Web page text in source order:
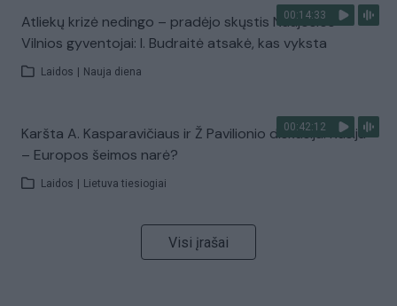
00:14:33
Atliekų krizė nedingo – pradėjo skųstis Naujosios
Vilnios gyventojai: I. Budraitė atsakė, kas vyksta
Laidos Nauja diena
00:42:12
Karšta A. Kasparavičiaus ir Ž Pavilionio diskusija: Rusija
– Europos šeimos narė?
Laidos Lietuva tiesiogiai
Visi įrašai